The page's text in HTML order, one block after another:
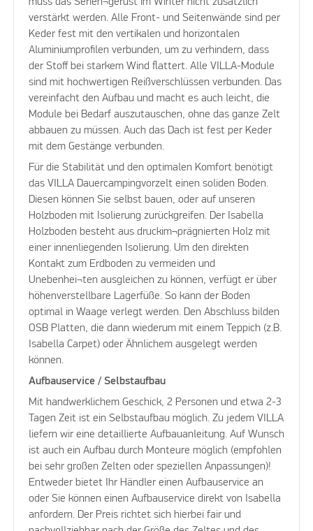
verstärkt werden. Alle Front- und Seitenwände sind per
Keder fest mit den vertikalen und horizontalen
Aluminiumprofilen verbunden, um zu verhindern, dass
der Stoff bei starkem Wind flattert. Alle VILLA-Module
sind mit hochwertigen Reißverschlüssen verbunden. Das
vereinfacht den Aufbau und macht es auch leicht, die
Module bei Bedarf auszutauschen, ohne das ganze Zelt
abbauen zu müssen. Auch das Dach ist fest per Keder
mit dem Gestänge verbunden.
Für die Stabilität und den optimalen Komfort benötigt
das VILLA Dauercampingvorzelt einen soliden Boden.
Diesen können Sie selbst bauen, oder auf unseren
Holzboden mit Isolierung zurückgreifen. Der Isabella
Holzboden besteht aus druckim¬prägnierten Holz mit
einer innenliegenden Isolierung. Um den direkten
Kontakt zum Erdboden zu vermeiden und
Unebenhei¬ten ausgleichen zu können, verfügt er über
höhenverstellbare Lagerfüße. So kann der Boden
optimal in Waage verlegt werden. Den Abschluss bilden
OSB Platten, die dann wiederum mit einem Teppich (z.B.
Isabella Carpet) oder Ähnlichem ausgelegt werden
können.
Aufbauservice / Selbstaufbau
Mit handwerklichem Geschick, 2 Personen und etwa 2-3
Tagen Zeit ist ein Selbstaufbau möglich. Zu jedem VILLA
liefern wir eine detaillierte Aufbauanleitung. Auf Wunsch
ist auch ein Aufbau durch Monteure möglich (empfohlen
bei sehr großen Zelten oder speziellen Anpassungen)!
Entweder bietet Ihr Händler einen Aufbauservice an
oder Sie können einen Aufbauservice direkt von Isabella
anfordern. Der Preis richtet sich hierbei fair und